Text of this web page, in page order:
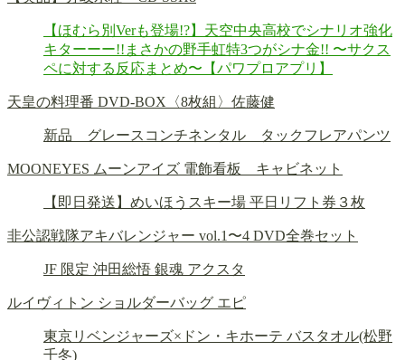
【ほむら別Verも登場!?】天空中央高校でシナリオ強化
キターーー!!まさかの野手虹特3つがシナ金!! 〜サクス
ペに対する反応まとめ〜【パワプロアプリ】
天皇の料理番 DVD-BOX〈8枚組〉佐藤健
新品 グレースコンチネンタル タックフレアパンツ
MOONEYES ムーンアイズ 電飾看板 キャビネット
【即日発送】めいほうスキー場 平日リフト券３枚
非公認戦隊アキバレンジャー vol.1〜4 DVD全巻セット
JF 限定 沖田総悟 銀魂 アクスタ
ルイヴィトン ショルダーバッグ エピ
東京リベンジャーズ×ドン・キホーテ バスタオル(松野
千冬)